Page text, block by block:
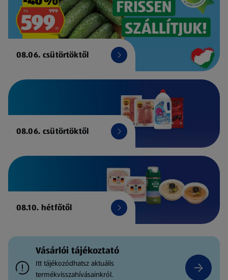
08.06. csütörtöktől
08.06. csütörtöktől
08.10. hétfőtől
Vásárlói tájékoztató
Itt tájékozódhatsz aktuális
termékvisszahívásainkról.